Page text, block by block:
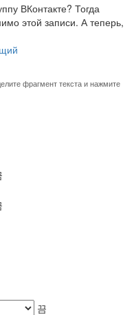
ВКонтакте? Тогда
этой записи. А теперь,
фрагмент текста и нажмите